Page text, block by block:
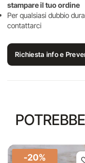
stampare il tuo ordine
Per qualsiasi dubbio
contattarci
Richiesta info e
-20%